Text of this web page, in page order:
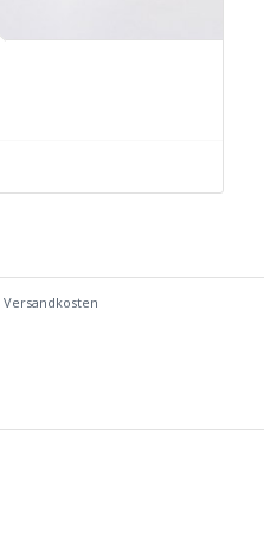
Versandkosten